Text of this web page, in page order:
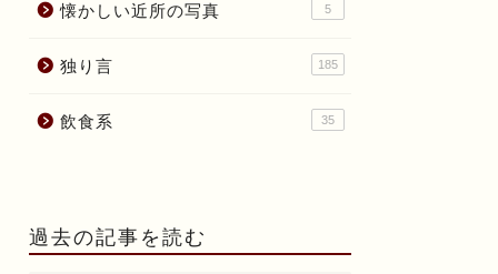
懐かしい近所の写真 5
独り言 185
飲食系 35
過去の記事を読む